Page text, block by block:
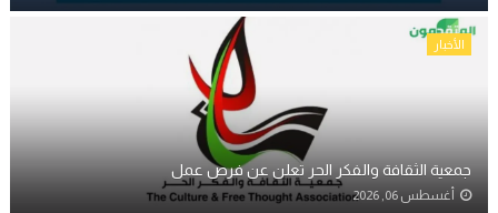
الأخبار
جمعية الثقافة والفكر الحر تعلن عن فرص عمل
أغسطس 06, 2026